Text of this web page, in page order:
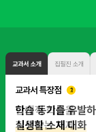
교과서 소개 집필진 소개
교과서 특장점 4
수준별 맞춤 교육을
풍부한 교사용 자료
교과서 특장점 1
학습 동기를 유발
실생활 소재 대화
교과서 특장점 2
단계적 학습을
지원하는 체제
3
스스로 확인하는
학업성취도
4
수준별 맞춤 교육을
풍부한 교사용 자료
1
학습 동기를 유발
실생활 소재 대화